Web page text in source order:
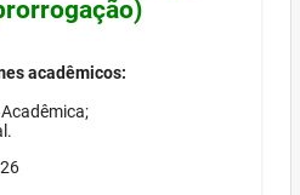
acadêmicos: